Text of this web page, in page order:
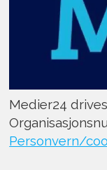
Medier24
Personvern/